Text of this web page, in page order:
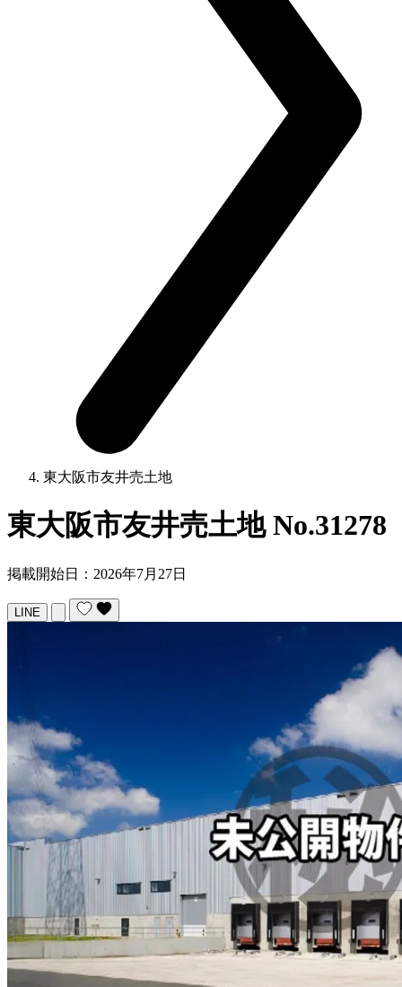
東大阪市友井売土地
東大阪市友井売土地No.31278
掲載開始日：2026年7月27日
LINE